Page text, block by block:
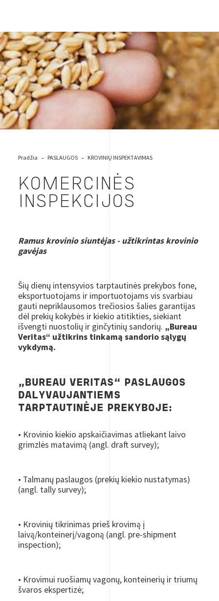
komp inspekcijos
Pradžia PASLAUGOS KROVINIŲ INSPEKTAVIMAS
KOMERCINĖS
INSPEKCIJOS
Ramus krovinio siuntėjas - užtikrintas krovinio
gavėjas
Šių dienų intensyvios tarptautinės prekybos fone,
eksportuotojams ir importuotojams vis svarbiau
gauti nepriklausomos trečiosios šalies garantijas
dėl prekių kokybės ir kiekio atitikties, siekiant
išvengti nuostolių ir ginčytinių sandorių. „Bureau
Veritas“ užtikrins tinkamą sandorio sąlygų
vykdymą.
„BUREAU VERITAS“ PASLAUGOS
DALYVAUJANTIEMS
TARPTAUTINĖJE PREKYBOJE:
• Krovinio kiekio apskaičiavimas atliekant laivo
grimzlės matavimą (angl. draft survey);
• Talmanų paslaugos (prekių kiekio nustatymas)
(angl. tally survey);
• Krovinių tikrinimas prieš krovimą į
laivą/konteinerį/vagoną (angl. pre-shipment
inspection);
• Krovimui ruošiamų vagonų, konteinerių ir triumų
švaros ekspertizė;